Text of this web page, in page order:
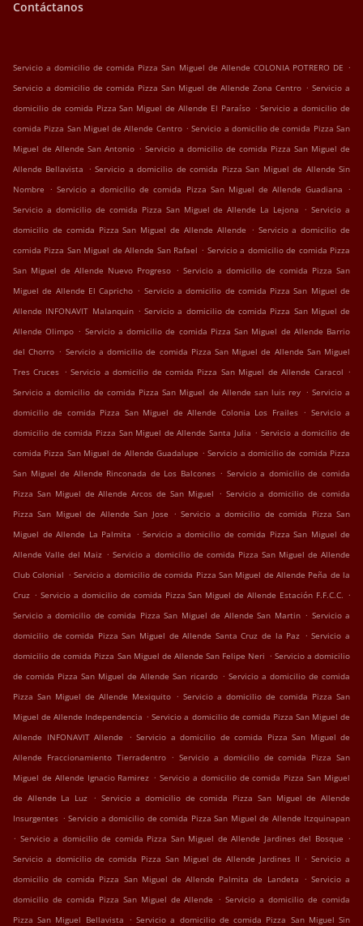
Contáctanos
Servicio a domicilio de comida Pizza San Miguel de Allende COLONIA POTRERO DE .
Servicio a domicilio de comida Pizza San Miguel de Allende Zona Centro . Servicio a
domicilio de comida Pizza San Miguel de Allende El Paraíso . Servicio a domicilio de
comida Pizza San Miguel de Allende Centro . Servicio a domicilio de comida Pizza San
Miguel de Allende San Antonio . Servicio a domicilio de comida Pizza San Miguel de
Allende Bellavista . Servicio a domicilio de comida Pizza San Miguel de Allende Sin
Nombre . Servicio a domicilio de comida Pizza San Miguel de Allende Guadiana .
Servicio a domicilio de comida Pizza San Miguel de Allende La Lejona . Servicio a
domicilio de comida Pizza San Miguel de Allende Allende . Servicio a domicilio de
comida Pizza San Miguel de Allende San Rafael . Servicio a domicilio de comida Pizza
San Miguel de Allende Nuevo Progreso . Servicio a domicilio de comida Pizza San
Miguel de Allende El Capricho . Servicio a domicilio de comida Pizza San Miguel de
Allende INFONAVIT Malanquin . Servicio a domicilio de comida Pizza San Miguel de
Allende Olimpo . Servicio a domicilio de comida Pizza San Miguel de Allende Barrio
del Chorro . Servicio a domicilio de comida Pizza San Miguel de Allende San Miguel
Tres Cruces . Servicio a domicilio de comida Pizza San Miguel de Allende Caracol .
Servicio a domicilio de comida Pizza San Miguel de Allende san luis rey . Servicio a
domicilio de comida Pizza San Miguel de Allende Colonia Los Frailes . Servicio a
domicilio de comida Pizza San Miguel de Allende Santa Julia . Servicio a domicilio de
comida Pizza San Miguel de Allende Guadalupe . Servicio a domicilio de comida Pizza
San Miguel de Allende Rinconada de Los Balcones . Servicio a domicilio de comida
Pizza San Miguel de Allende Arcos de San Miguel . Servicio a domicilio de comida
Pizza San Miguel de Allende San Jose . Servicio a domicilio de comida Pizza San
Miguel de Allende La Palmita . Servicio a domicilio de comida Pizza San Miguel de
Allende Valle del Maiz . Servicio a domicilio de comida Pizza San Miguel de Allende
Club Colonial . Servicio a domicilio de comida Pizza San Miguel de Allende Peña de la
Cruz . Servicio a domicilio de comida Pizza San Miguel de Allende Estación F.F.C.C. .
Servicio a domicilio de comida Pizza San Miguel de Allende San Martin . Servicio a
domicilio de comida Pizza San Miguel de Allende Santa Cruz de la Paz . Servicio a
domicilio de comida Pizza San Miguel de Allende San Felipe Neri . Servicio a domicilio
de comida Pizza San Miguel de Allende San ricardo . Servicio a domicilio de comida
Pizza San Miguel de Allende Mexiquito . Servicio a domicilio de comida Pizza San
Miguel de Allende Independencia . Servicio a domicilio de comida Pizza San Miguel de
Allende INFONAVIT Allende
. Servicio a domicilio de comida Pizza San Miguel de
Allende Fraccionamiento Tierradentro . Servicio a domicilio de comida Pizza San
Miguel de Allende Ignacio Ramirez . Servicio a domicilio de comida Pizza San Miguel
de Allende La Luz . Servicio a domicilio de comida Pizza San Miguel de Allende
Insurgentes . Servicio a domicilio de comida Pizza San Miguel de Allende Itzquinapan
. Servicio a domicilio de comida Pizza San Miguel de Allende Jardines del Bosque .
Servicio a domicilio de comida Pizza San Miguel de Allende Jardines II . Servicio a
domicilio de comida Pizza San Miguel de Allende Palmita de Landeta . Servicio a
domicilio de comida Pizza San Miguel de Allende
. Servicio a domicilio de comida
Pizza San Miguel Bellavista . Servicio a domicilio de comida Pizza San Miguel Sin